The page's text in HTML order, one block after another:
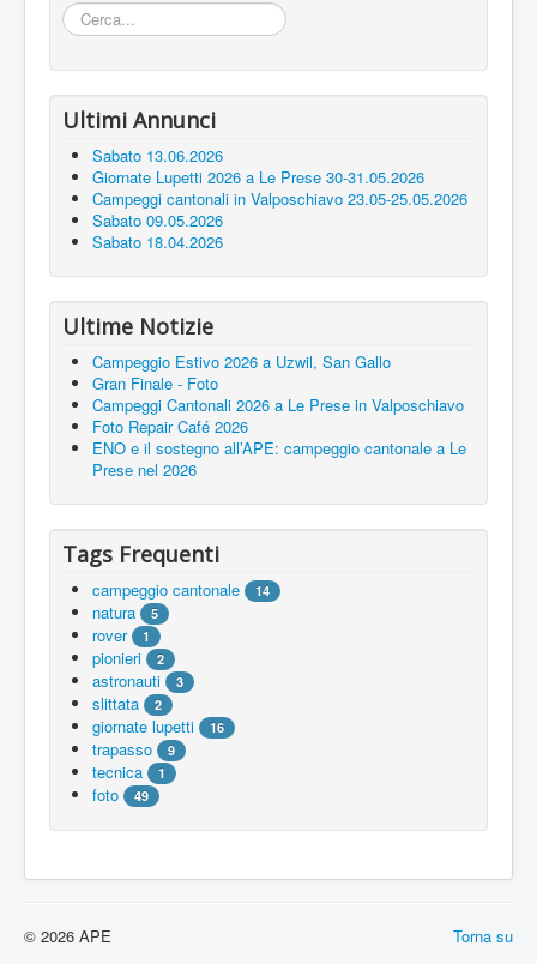
Cerca...
Ultimi Annunci
Sabato 13.06.2026
Giornate Lupetti 2026 a Le Prese 30-31.05.2026
Campeggi cantonali in Valposchiavo 23.05-25.05.2026
Sabato 09.05.2026
Sabato 18.04.2026
Ultime Notizie
Campeggio Estivo 2026 a Uzwil, San Gallo
Gran Finale - Foto
Campeggi Cantonali 2026 a Le Prese in Valposchiavo
Foto Repair Café 2026
ENO e il sostegno all’APE: campeggio cantonale a Le
Prese nel 2026
Tags Frequenti
campeggio cantonale 14
natura 5
rover 1
pionieri 2
astronauti 3
slittata 2
giornate lupetti 16
trapasso 9
tecnica 1
foto 49
Torna su
© 2026 APE